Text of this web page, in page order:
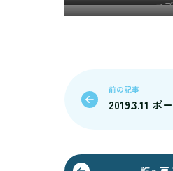
コ
前の記事
2019.3.11 ボ